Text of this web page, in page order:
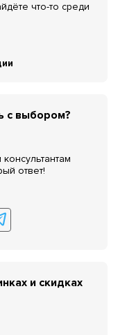
что-то среди
с выбором?
ответ!
и скидках